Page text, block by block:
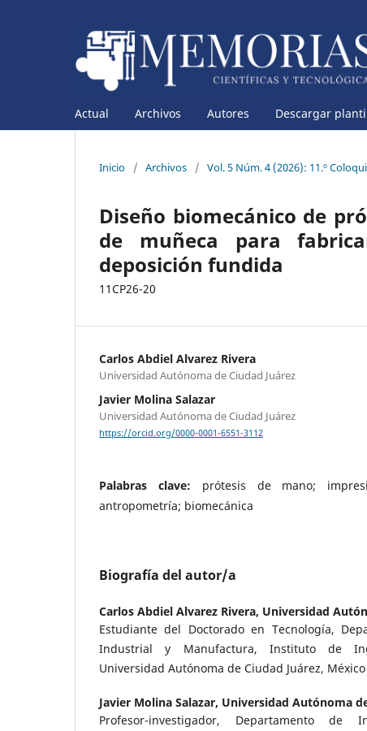
Actual Archivos Autores Descargar
Inicio / Archivos / Vol. 5 Núm. 4 (2026): 11.º
Diseño biomecánico de
de muñeca para
deposición fundida
11CP26-20
Carlos Abdiel Alvarez Rivera
Universidad Autónoma de Ciudad Juárez
Javier Molina Salazar
Universidad Autónoma de Ciudad Juárez
https://orcid.org/0000-0001-6551-3112
Palabras clave: prótesis de mano;
antropometría; biomecánica
Biografía del autor/a
Carlos Abdiel Alvarez Rivera, Universidad
Estudiante del Doctorado en Tecnología,
Industrial y Manufactura, Instituto de
Universidad Autónoma de Ciudad Juárez, México
Javier Molina Salazar, Universidad Autónoma
Profesor-investigador, Departamento de